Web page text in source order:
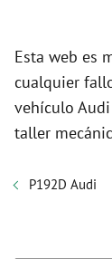
Esta web es
cualquier
vehículo
taller
P192D Audi